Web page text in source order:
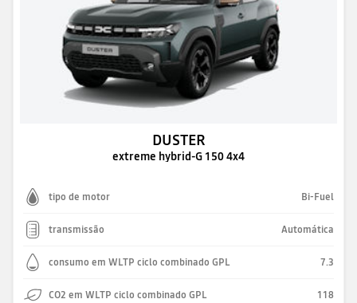
DUSTER
extreme hybrid-G 150 4x4
tipo de motor Bi-Fuel
transmissão Automática
consumo em WLTP ciclo combinado GPL 7.3
CO2 em WLTP ciclo combinado GPL 118